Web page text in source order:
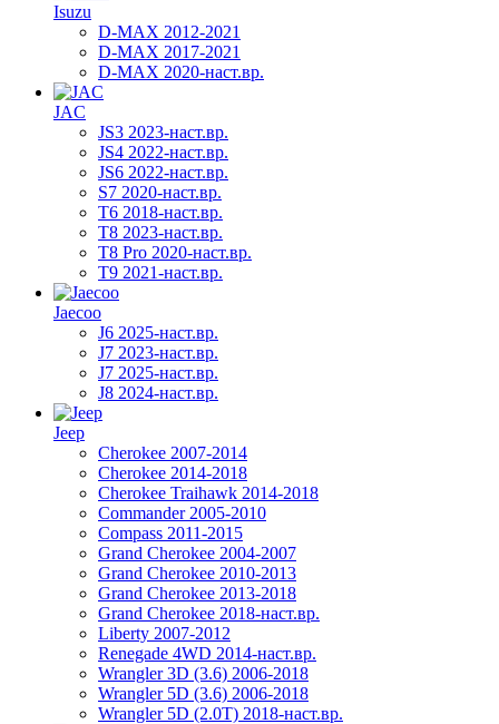
Isuzu
D-MAX 2012-2021
D-MAX 2017-2021
D-MAX 2020-наст.вр.
JAC
JS3 2023-наст.вр.
JS4 2022-наст.вр.
JS6 2022-наст.вр.
S7 2020-наст.вр.
T6 2018-наст.вр.
T8 2023-наст.вр.
T8 Pro 2020-наст.вр.
T9 2021-наст.вр.
Jaecoo
J6 2025-наст.вр.
J7 2023-наст.вр.
J7 2025-наст.вр.
J8 2024-наст.вр.
Jeep
Cherokee 2007-2014
Cherokee 2014-2018
Cherokee Traihawk 2014-2018
Commander 2005-2010
Compass 2011-2015
Grand Cherokee 2004-2007
Grand Cherokee 2010-2013
Grand Cherokee 2013-2018
Grand Cherokee 2018-наст.вр.
Liberty 2007-2012
Renegade 4WD 2014-наст.вр.
Wrangler 3D (3.6) 2006-2018
Wrangler 5D (3.6) 2006-2018
Wrangler 5D (2.0T) 2018-наст.вр.